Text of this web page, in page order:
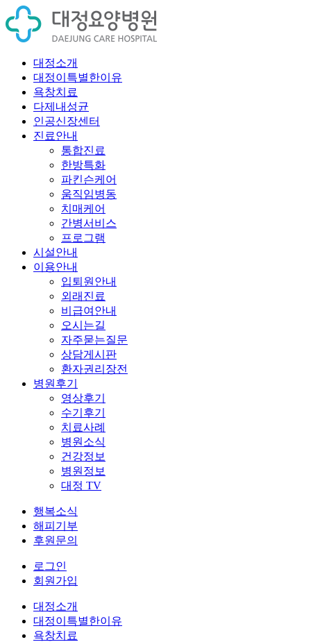
대정소개
대정이특별한이유
욕창치료
다제내성균
인공신장센터
진료안내
통합진료
한방특화
파킨슨케어
움직임병동
치매케어
간병서비스
프로그램
시설안내
이용안내
입퇴원안내
외래진료
비급여안내
오시는길
자주묻는질문
상담게시판
환자권리장전
병원후기
영상후기
수기후기
치료사례
병원소식
건강정보
병원정보
대정 TV
행복소식
해피기부
후원문의
로그인
회원가입
대정소개
대정이특별한이유
욕창치료